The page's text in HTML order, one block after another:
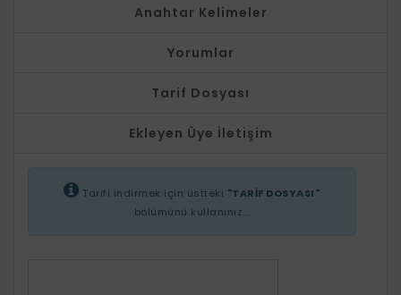
Anahtar Kelimeler
Yorumlar
Tarif Dosyası
Ekleyen Üye İletişim
Tarifi indirmek için üstteki "TARİF DOSYASI"
bölümünü kullanınız...